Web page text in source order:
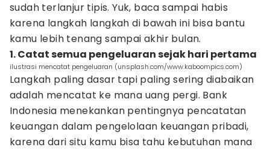
sudah terlanjur tipis. Yuk, baca sampai habis
karena langkah langkah di bawah ini bisa bantu
kamu lebih tenang sampai akhir bulan.
1. Catat semua pengeluaran sejak hari pertama
ilustrasi mencatat pengeluaran (unsplash.com/www.kaboompics.com)
Langkah paling dasar tapi paling sering diabaikan
adalah mencatat ke mana uang pergi. Bank
Indonesia menekankan pentingnya pencatatan
keuangan dalam pengelolaan keuangan pribadi,
karena dari situ kamu bisa tahu kebutuhan mana